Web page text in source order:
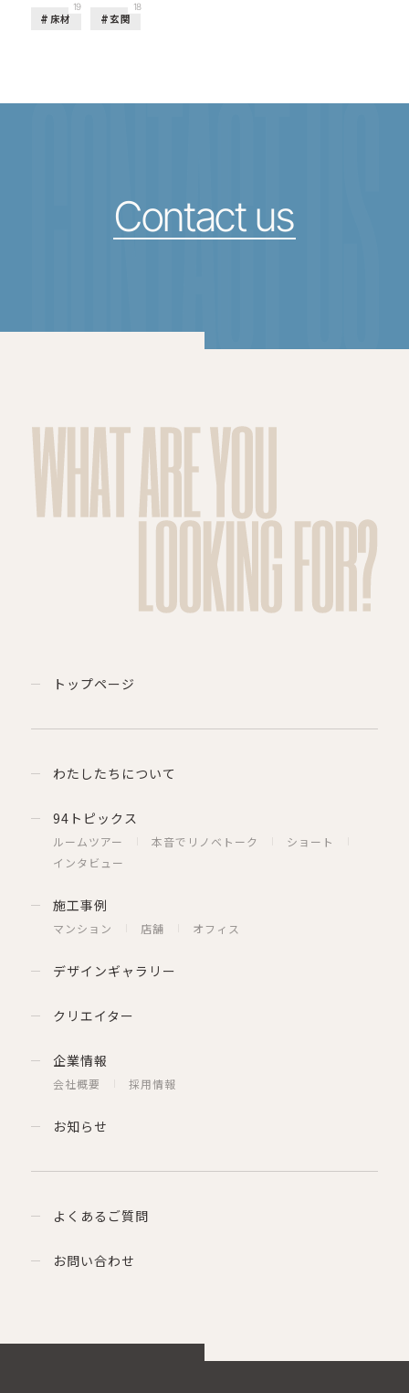
床材
19
玄関
18
CONTACT US
Contact us
WHAT ARE YOU
LOOKING FOR?
トップページ
わたしたちについて
94トピックス
ルームツアー 本音でリノベトーク
ショート
インタビュー
施工事例
マンション 店舗 オフィス
デザインギャラリー
クリエイター
企業情報
会社概要 採用情報
お知らせ
よくあるご質問
お問い合わせ